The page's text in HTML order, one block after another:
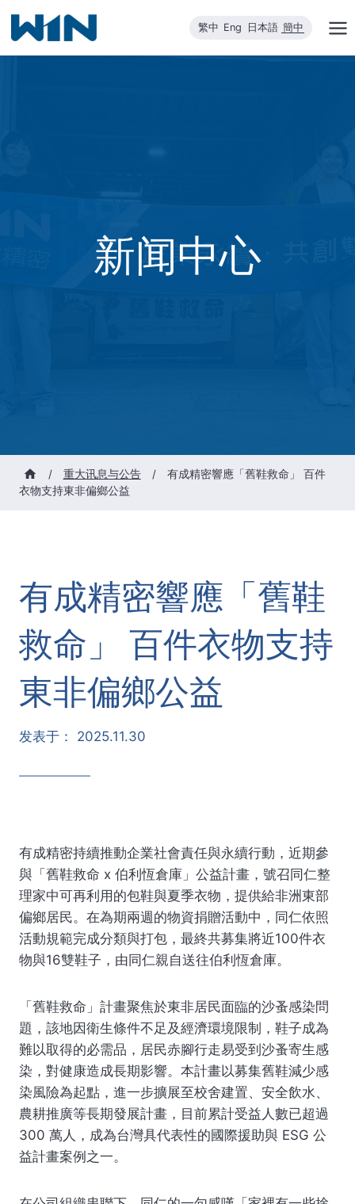
内
繁中 Eng 日本語 簡中
新闻中心
/ 重大讯息与公告 /
有成精密響應「舊鞋救命」 百件
衣物支持東非偏鄉公益
有成精密響應「舊鞋
救命」 百件衣物支持
東非偏鄉公益
发表于： 2025.11.30
有成精密持續推動企業社會責任與永續行動，近期參
與「舊鞋救命 x 伯利恆倉庫」公益計畫，號召同仁整
理家中可再利用的包鞋與夏季衣物，提供給非洲東部
偏鄉居民。在為期兩週的物資捐贈活動中，同仁依照
活動規範完成分類與打包，最終共募集將近100件衣
物與16雙鞋子，由同仁親自送往伯利恆倉庫。
「舊鞋救命」計畫聚焦於東非居民面臨的沙蚤感染問
題，該地因衛生條件不足及經濟環境限制，鞋子成為
難以取得的必需品，居民赤腳行走易受到沙蚤寄生感
染，對健康造成長期影響。本計畫以募集舊鞋減少感
染風險為起點，進一步擴展至校舍建置、安全飲水、
農耕推廣等長期發展計畫，目前累計受益人數已超過
300 萬人，成為台灣具代表性的國際援助與 ESG 公
益計畫案例之一。